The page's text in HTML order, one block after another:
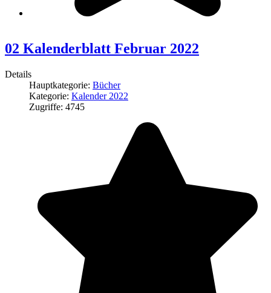
02 Kalenderblatt Februar 2022
Details
Hauptkategorie: Bücher
Kategorie: Kalender 2022
Zugriffe: 4745